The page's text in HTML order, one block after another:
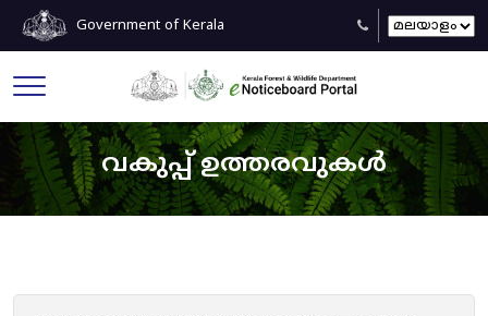
Government of Kerala
വകുപ്പ് ഉത്തരവുകൾ